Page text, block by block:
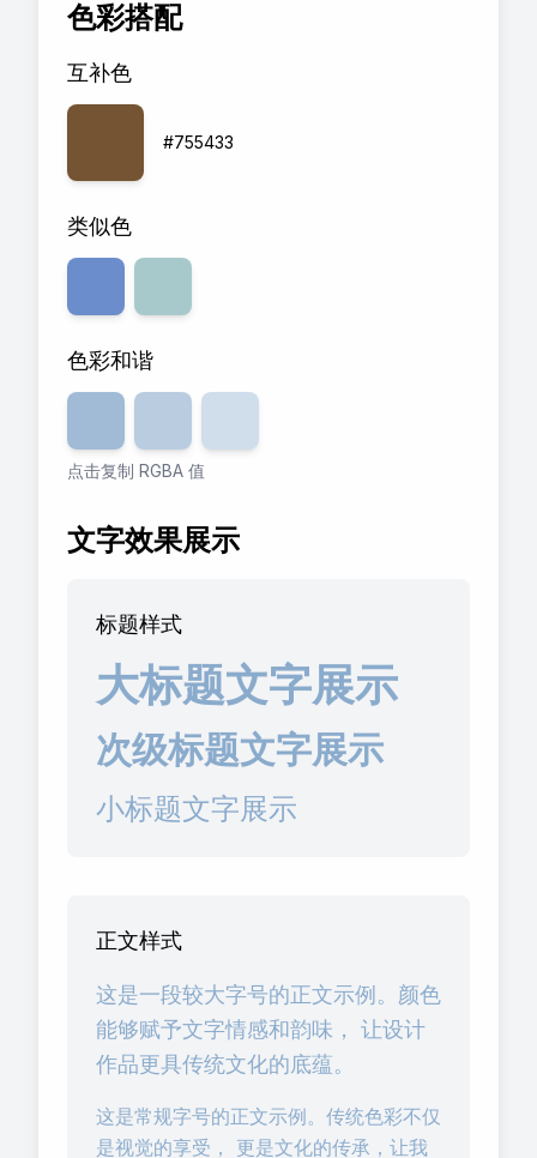
色彩搭配
互补色
#755433
类似色
色彩和谐
透明度 80
透明度 60
透明度
点击复制 RGBA 值
文字效果展示
标题样式
大标题文字展示
次级标题文字展示
小标题文字展示
正文样式
这是一段较大字号的正文示例。颜色
能够赋予文字情感和韵味， 让设计
作品更具传统文化的底蕴。
这是常规字号的正文示例。传统色彩不仅
是视觉的享受， 更是文化的传承，让我